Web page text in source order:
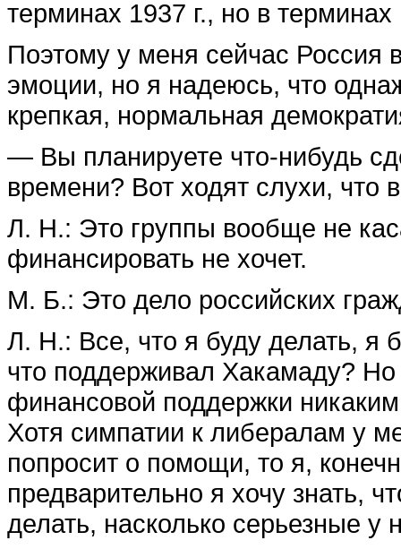
терминах 1937 г., но в
Поэтому у меня сейчас Россия
эмоции, но я надеюсь, что
крепкая, нормальная
— Вы планируете что-нибудь
времени? Вот ходят слухи, что
Л. Н.: Это группы вообще не
финансировать не хочет.
М. Б.: Это дело российских
Л. Н.: Все, что я буду делать, я
что поддерживал Хакамаду?
финансовой поддержки
Хотя симпатии к либералам у
попросит о помощи, то я,
предварительно я хочу знать,
делать, насколько серьезные у